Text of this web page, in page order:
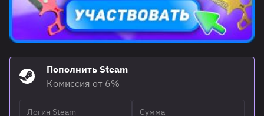
Пополнить Steam
Комиссия от 6%